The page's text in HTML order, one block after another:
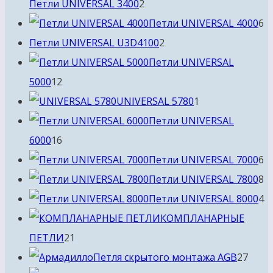
Петли UNIVERSAL 34002
товара
Петли UNIVERSAL 40006
Петли UNIVERSAL U3D41002
товара
Петли UNIVERSAL
500012
товаров
UNIVERSAL 57801
товар
Петли UNIVERSAL
600016
товаров
Петли UNIVERSAL 70006
Петли UNIVERSAL 78008
Петли UNIVERSAL 800044
КОМПЛАНАРНЫЕ
ПЕТЛИ21
товарПетля скрытого монтажа AGB2727